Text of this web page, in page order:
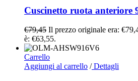
Cuscinetto ruota anteriore
€79,45 Il prezzo originale era:
è: €63,55.
Carrello
Aggiungi al carrello /Dettagli